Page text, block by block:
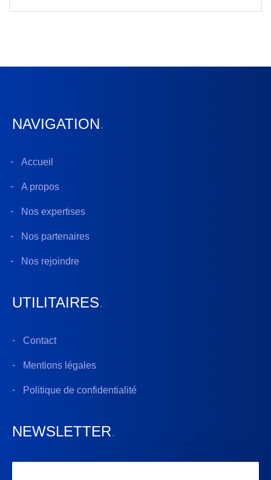
NAVIGATION.
Accueil
A propos
Nos expertises
Nos partenaires
Nos rejoindre
UTILITAIRES.
Contact
Mentions légales
Politique de confidentialité
NEWSLETTER.